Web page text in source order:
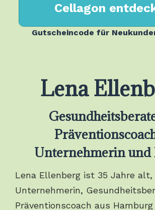
Cellagon
Gutscheincode für
Lena
Unternehmerin und
Lena Ellenberg ist 35 Jahre alt,
Unternehmerin,
Präventionscoach aus